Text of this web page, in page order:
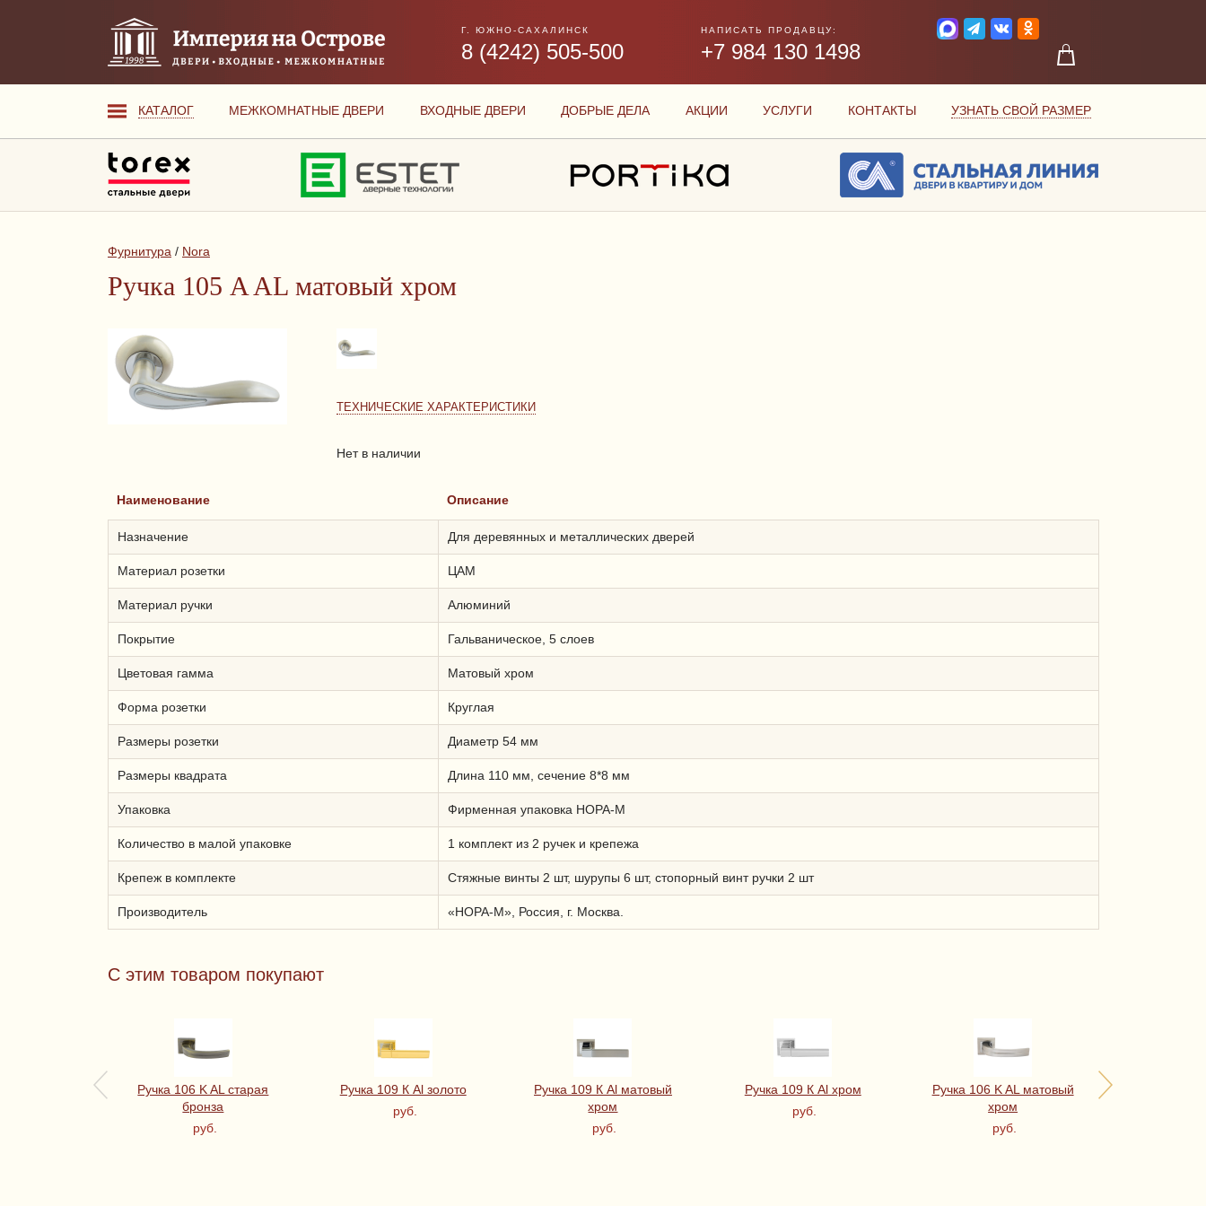
Г. ЮЖНО-САХАЛИНСК
8 (4242) 505-500
НАПИСАТЬ ПРОДАВЦУ:
+7 984 130 1498
КАТАЛОГ МЕЖКОМНАТНЫЕ ДВЕРИ ВХОДНЫЕ ДВЕРИ ДОБРЫЕ ДЕЛА АКЦИИ УСЛУГИ КОНТАКТЫ УЗНАТЬ СВОЙ РАЗМЕР
Фурнитура / Nora
Ручка 105 A AL матовый хром
ТЕХНИЧЕСКИЕ ХАРАКТЕРИСТИКИ
Нет в наличии
Наименование Описание
Назначение Для деревянных и металлических дверей
Материал розетки ЦАМ
Материал ручки Алюминий
Покрытие Гальваническое, 5 слоев
Цветовая гамма Матовый хром
Форма розетки Круглая
Размеры розетки Диаметр 54 мм
Размеры квадрата Длина 110 мм, сечение 8*8 мм
Упаковка Фирменная упаковка НОРА-М
Количество в малой упаковке 1 комплект из 2 ручек и крепежа
Крепеж в комплекте Стяжные винты 2 шт, шурупы 6 шт, стопорный винт ручки 2 шт
Производитель «НОРА-М», Россия, г. Москва.
С этим товаром покупают
Ручка 106 K AL старая
бронза
руб.
Ручка 109 К Al золото
руб.
Ручка 109 К Al матовый
хром
руб.
Ручка 109 К Al хром
руб.
Ручка 106 K AL матовый
хром
руб.